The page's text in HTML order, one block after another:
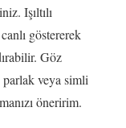
Işıltılı
göstererek
Göz
parlak veya simli
öneririm.